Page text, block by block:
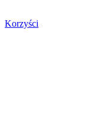
Korzyści